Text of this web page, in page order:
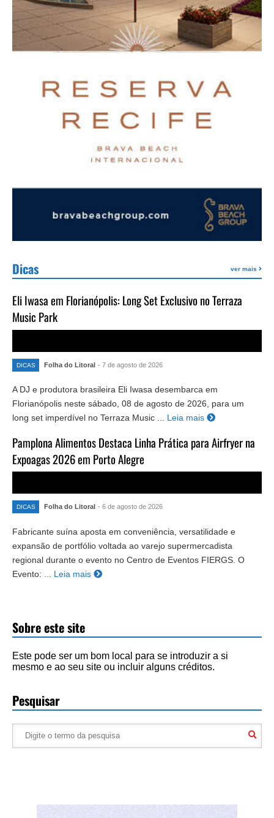
Dicas ver mais
Eli Iwasa em Florianópolis: Long Set Exclusivo no Terraza
Music Park
DICAS Folha do Litoral - 7 de agosto de 2026
A DJ e produtora brasileira Eli Iwasa desembarca em
Florianópolis neste sábado, 08 de agosto de 2026, para um
long set imperdível no Terraza Music ...
Leia mais
Pamplona Alimentos Destaca Linha Prática para Airfryer na
Expoagas 2026 em Porto Alegre
DICAS Folha do Litoral - 6 de agosto de 2026
Fabricante suína aposta em conveniência, versatilidade e
expansão de portfólio voltada ao varejo supermercadista
regional durante o evento no Centro de Eventos FIERGS. O
Evento: ...
Leia mais
Sobre este site
Este pode ser um bom local para se introduzir a si
mesmo e ao seu site ou incluir alguns créditos.
Pesquisar